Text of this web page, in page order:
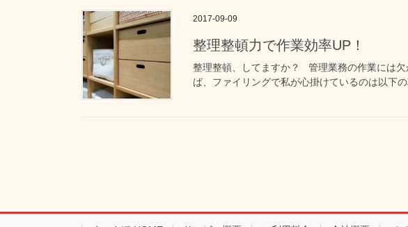
2017-09-09
整理整頓力で作業効率UP！
整理整頓、してますか？ 管理業務の作業には
ば、ファイリングで私が心掛けているのは以下
ペ